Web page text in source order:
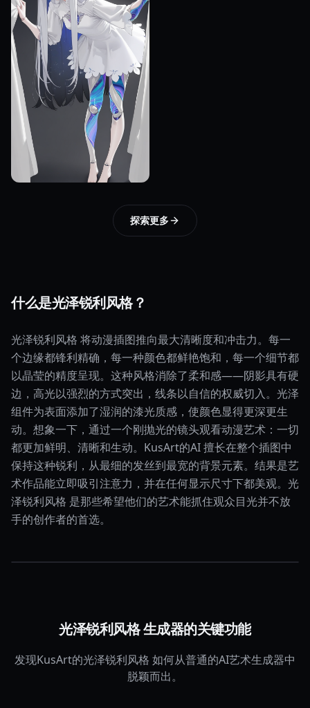
探索更多
什么是光泽锐利风格？
光泽锐利风格 将动漫插图推向最大清晰度和冲击力。每一
个边缘都锋利精确，每一种颜色都鲜艳饱和，每一个细节都
以晶莹的精度呈现。这种风格消除了柔和感——阴影具有硬
边，高光以强烈的方式突出，线条以自信的权威切入。光泽
组件为表面添加了湿润的漆光质感，使颜色显得更深更生
动。想象一下，通过一个刚抛光的镜头观看动漫艺术：一切
都更加鲜明、清晰和生动。KusArt的AI 擅长在整个插图中
保持这种锐利，从最细的发丝到最宽的背景元素。结果是艺
术作品能立即吸引注意力，并在任何显示尺寸下都美观。光
泽锐利风格 是那些希望他们的艺术能抓住观众目光并不放
手的创作者的首选。
光泽锐利风格 生成器的关键功能
发现KusArt的光泽锐利风格 如何从普通的AI艺术生成器中
脱颖而出。